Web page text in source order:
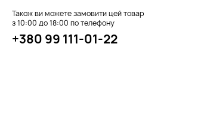
Також ви можете замовити цей товар
з 10:00 до 18:00 по телефону
+380 99 111-01-22